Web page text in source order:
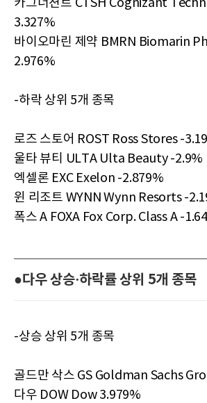
카그너젼트 CTSH Cognizant
3.327%
바이오마린 제약 BMRN Biomarin
2.976%
-하락 상위 5개 종목
로즈 스토어 ROST Ross Stores -
울타 뷰티 ULTA Ulta Beauty -2.9%
엑셀론 EXC Exelon -2.879%
윈 리조트 WYNN Wynn Resorts -
폭스 A FOXA Fox Corp. Class A -
●다우 상승·하락률 상위 5개 종목
-상승 상위 5개 종목
골드만 삭스 GS Goldman Sachs
다우 DOW Dow 3.979%